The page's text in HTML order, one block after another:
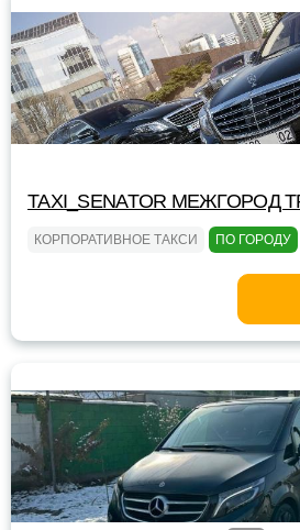
TAXI_SENATOR МЕЖГОРОД
КОРПОРАТИВНОЕ ТАКСИ ПО ГОРОДУ